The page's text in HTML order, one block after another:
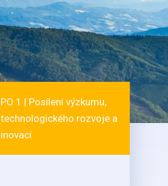
PO 1 | Posílení výzkumu,
technologického rozvoje a
inovací